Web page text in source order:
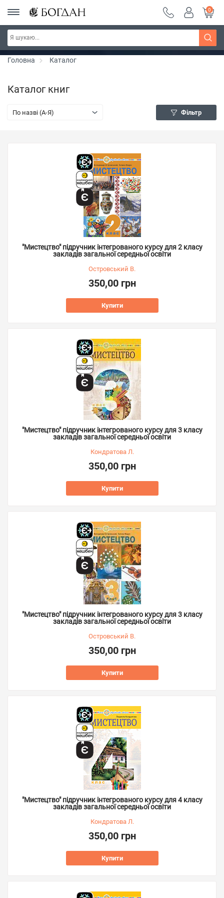
РОЗПРОДАЖ ~ 150 грн ~ 200 грн ~ 250 грн ~
300 грн ~ РОЗПРОДАЖ
Дізнатись більше
0
Головна Каталог
Каталог книг
По назві (A-Я) Фільтр
"Мистецтво" підручник інтегрованого курсу для 2 класу
закладів загальної середньої освіти
Островський В.
350,00 грн
Купити
"Мистецтво" підручник інтегрованого курсу для 3 класу
закладів загальної середньої освіти
Кондратова Л.
350,00 грн
Купити
"Мистецтво" підручник інтегрованого курсу для 3 класу
закладів загальної середньої освіти
Островський В.
350,00 грн
Купити
"Мистецтво" підручник інтегрованого курсу для 4 класу
закладів загальної середньої освіти
Кондратова Л.
350,00 грн
Купити